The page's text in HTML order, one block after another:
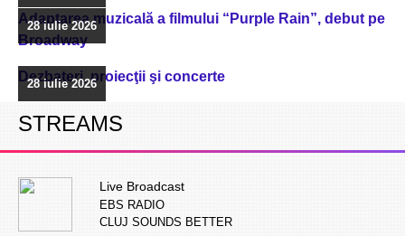
Adaptarea muzicală a filmului “Purple Rain”, debut pe
Broadway
28 iulie 2026
Dezbateri, proiecţii şi concerte
28 iulie 2026
STREAMS
Live Broadcast
EBS RADIO
CLUJ SOUNDS BETTER